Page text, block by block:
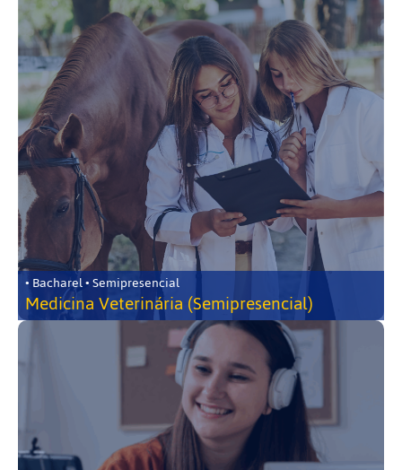
• Bacharel • Semipresencial
Medicina Veterinária (Semipresencial)